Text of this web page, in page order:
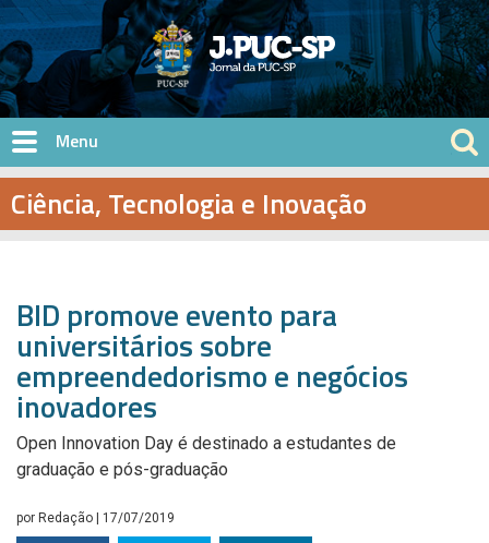
Pular para o conteúdo principal
Ciência, Tecnologia e Inovação
BID promove evento para
universitários sobre
empreendedorismo e negócios
inovadores
Open Innovation Day é destinado a estudantes de
graduação e pós-graduação
por Redação | 17/07/2019